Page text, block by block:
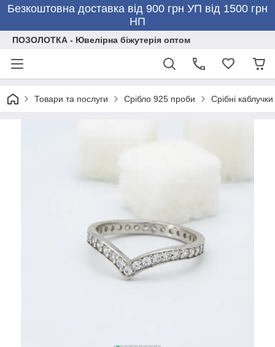
Безкоштовна доставка від 900 грн УП від 1500 грн
НП
ПОЗОЛОТКА - Ювелірна біжутерія оптом
Товари та послуги Срібло 925 проби Срібні каблучки